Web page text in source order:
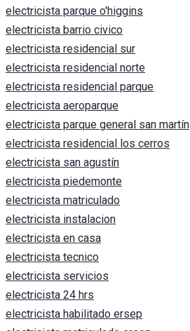
electricista parque o'higgins
electricista barrio civico
electricista residencial sur
electricista residencial norte
electricista residencial parque
electricista aeroparque
electricista parque general san martín
electricista residencial los cerros
electricista san agustín
electricista piedemonte
electricista matriculado
electricista instalacion
electricista en casa
electricista tecnico
electricista servicios
electricista 24 hrs
electricista habilitado ersep